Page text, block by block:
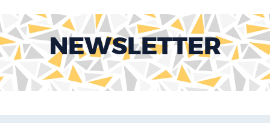
NEWSLETTER